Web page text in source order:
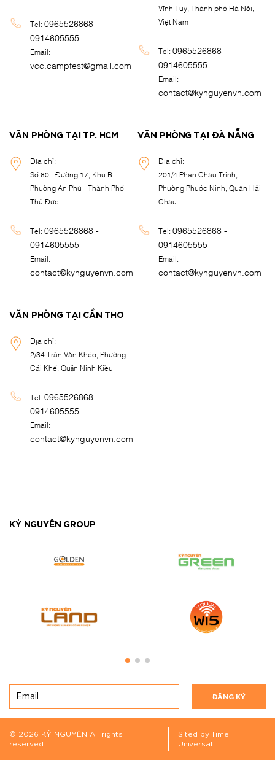
Tel:0965526868 -
0914605555
Email:
vcc.campfest@gmail.com
Vĩnh Tuy, Thành phố Hà Nội,
Việt Nam
Tel:0965526868 -
0914605555
Email:
contact@kynguyenvn.com
VĂN PHÒNG TẠI TP. HCM
Địa chỉ:
Số 80 - Đường 17, Khu B -
Phường An Phú - Thành Phố
Thủ Đức
Tel:0965526868 -
0914605555
Email:
contact@kynguyenvn.com
VĂN PHÒNG TẠI ĐÀ NẴNG
Địa chỉ:
201/4 Phan Châu Trinh,
Phường Phước Ninh, Quận Hải
Châu
Tel:0965526868 -
0914605555
Email:
contact@kynguyenvn.com
VĂN PHÒNG TẠI CẦN THƠ
Địa chỉ:
2/34 Trần Văn Khéo, Phường
Cái Khế, Quận Ninh Kiều
Tel:0965526868 -
0914605555
Email:
contact@kynguyenvn.com
KỶ NGUYÊN GROUP
ĐĂNG KÝ
© 2026 KỶ NGUYÊN All rights
reserved
Sited by Time
Universal